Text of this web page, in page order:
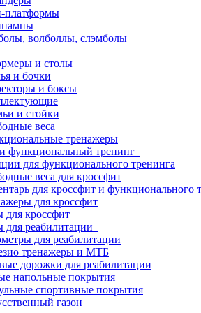
платформы
волболлы, слэмболы
и столы
и бочки
и боксы
и стойки
веса
тренажеры
функциональный тренинг
для функционального тренинга
веса для кроссфит
для кроссфит и функционального
для кроссфит
для кроссфит
для реабилитации
для реабилитации
тренажеры и МТБ
дорожки для реабилитации
напольные покрытия
спортивные покрытия
газон